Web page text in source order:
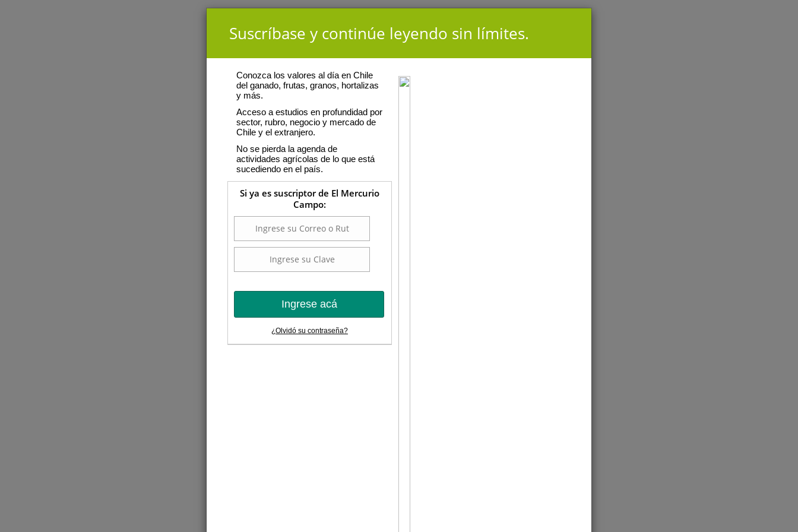
Suscríbase y continúe leyendo sin límites.
Conozca los valores al día en Chile
del ganado, frutas, granos, hortalizas
y más.
Acceso a estudios en profundidad por
sector, rubro, negocio y mercado de
Chile y el extranjero.
No se pierda la agenda de
actividades agrícolas de lo que está
sucediendo en el país.
Si ya es suscriptor de El Mercurio
Campo:
Ingrese acá
¿Olvidó su contraseña?